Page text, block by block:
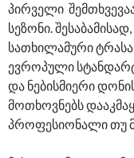
პირველი
სეზონი.
სათხილამური
ევროპული
და ნებისმიერი
მოთხოვნებს
პროფესიონალი თუ